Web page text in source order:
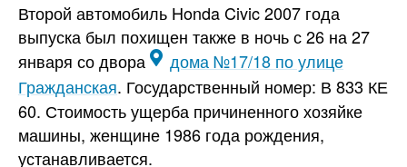
Второй автомобиль Honda Civic 2007 года
выпуска был похищен также в ночь с 26 на 27
января со двора
дома №17/18 по улице
Гражданская. Государственный номер: В 833 КЕ
60. Стоимость ущерба причиненного хозяйке
машины, женщине 1986 года рождения,
устанавливается.